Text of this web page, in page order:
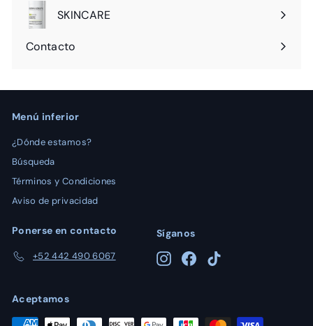
menú
SKINCARE
Expandir
menú
Contacto
Menú inferior
¿Dónde estamos?
Búsqueda
Términos y Condiciones
Aviso de privacidad
Ponerse en contacto
‪+52 442 490 6067‬
Síganos
InstagramFacebook
Aceptamos